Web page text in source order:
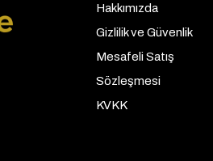
Hakkımızda
Gizlilik ve Güvenlik
Mesafeli Satış
Sözleşmesi
KVKK